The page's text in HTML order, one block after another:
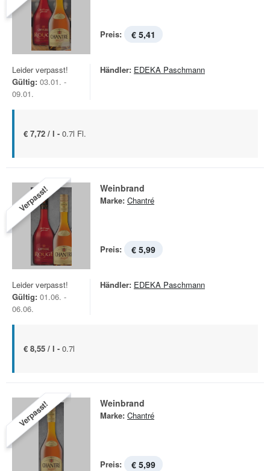
Preis: € 5,41
Leider verpasst!
Gültig: 03.01. -
09.01.
Händler: EDEKA Paschmann
€ 7,72 / l - 0.7l Fl.
Verpasst! Weinbrand
Marke: Chantré
Preis: € 5,99
Leider verpasst!
Gültig: 01.06. -
06.06.
Händler: EDEKA Paschmann
€ 8,55 / l - 0.7l
Verpasst! Weinbrand
Marke: Chantré
Preis: € 5,99